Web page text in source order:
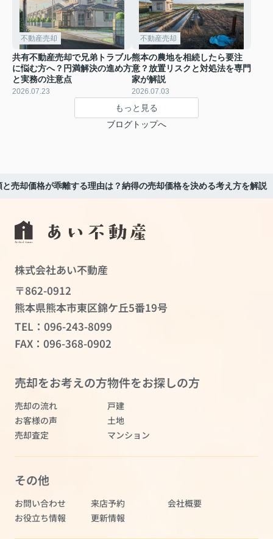
不動産売却
共有不動産売却で兄弟トラブル
に悩む方へ？円満解決の進め方
と実務の注意点
2026.07.23
不動産売却
熊本の農地を相続したら要注
意？放置リスクと対処法を専門
家が解説
2026.07.03
もっと見る
ブログトップへ
と売却価格が乖離する理由は？納得の売却価格を決める考え方を解説
株式会社あい不動産
〒862-0912
熊本県熊本市東区錦ケ丘5番19号
TEL： 096-243-8099
FAX：096-368-0902
売却をお考えの方
売却の流れ
お客様の声
売却査定
物件をお探しの方
戸建
土地
マンション
その他
お問い合わせ 来店予約
会社概要
お役立ち情報
更新情報